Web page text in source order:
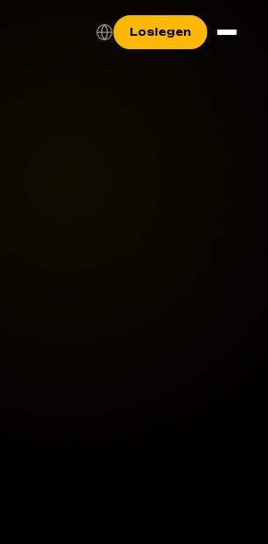
Loslegen